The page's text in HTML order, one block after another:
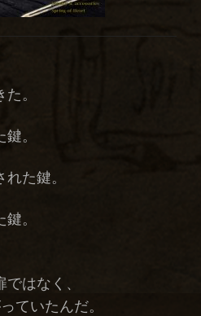
。
。
た鍵。
。
はなく、
ていたんだ。